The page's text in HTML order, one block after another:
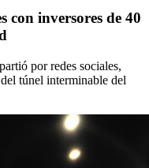
con inversores de 40
por redes sociales,
túnel interminable del